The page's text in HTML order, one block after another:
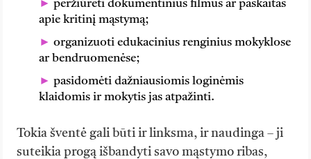
peržiūrėti dokumentinius filmus ar paskaitas
apie kritinį mąstymą;
organizuoti edukacinius renginius mokyklose
ar bendruomenėse;
pasidomėti dažniausiomis loginėmis
klaidomis ir mokytis jas atpažinti.
Tokia šventė gali būti ir linksma, ir naudinga – ji
suteikia progą išbandyti savo mąstymo ribas,